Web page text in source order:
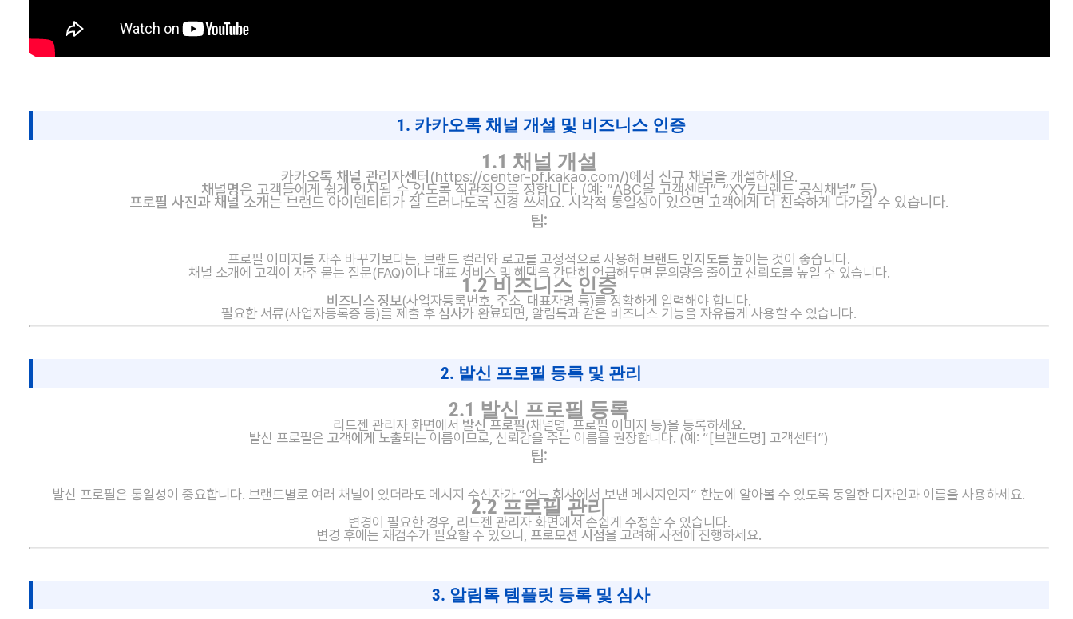
1. 카카오톡 채널 개설 및 비즈니스 인증
1.1 채널 개설
카카오톡 채널 관리자센터 (https://center-pf.kakao.com/)에서 신규 채널을 개설하세요.
채널명은 고객들에게 쉽게 인지될 수 있도록 직관적으로 정합니다. (예: “ABC몰 고객센터”, “XYZ브랜드 공식채널” 등)
프로필 사진과 채널 소개는 브랜드 아이덴티티가 잘 드러나도록 신경 쓰세요. 시각적 통일성이 있으면 고객에게 더 친숙하게 다가갈 수 있습니다.
팁:
프로필 이미지를 자주 바꾸기보다는, 브랜드 컬러와 로고를 고정적으로 사용해 브랜드 인지도를 높이는 것이 좋습니다.
채널 소개에 고객이 자주 묻는 질문(FAQ)이나 대표 서비스 및 혜택을 간단히 언급해두면 문의량을 줄이고 신뢰도를 높일 수 있습니다.
1.2 비즈니스 인증
비즈니스 정보(사업자등록번호, 주소, 대표자명 등)를 정확하게 입력해야 합니다.
필요한 서류(사업자등록증 등)를 제출 후 심사가 완료되면, 알림톡과 같은 비즈니스 기능을 자유롭게 사용할 수 있습니다.
2. 발신 프로필 등록 및 관리
2.1 발신 프로필 등록
리드젠 관리자 화면에서 발신 프로필(채널명, 프로필 이미지 등)을 등록하세요.
발신 프로필은 고객에게 노출되는 이름이므로, 신뢰감을 주는 이름을 권장합니다. (예: “[브랜드명] 고객센터”)
팁:
발신 프로필은 통일성이 중요합니다. 브랜드별로 여러 채널이 있더라도 메시지 수신자가 “어느 회사에서 보낸 메시지인지” 한눈에 알아볼 수 있도록 동일한 디자인과 이름을 사용하세요.
2.2 프로필 관리
변경이 필요한 경우, 리드젠 관리자 화면에서 손쉽게 수정할 수 있습니다.
변경 후에는 재검수가 필요할 수 있으니, 프로모션 시점을 고려해 사전에 진행하세요.
3. 알림톡 템플릿 등록 및 심사